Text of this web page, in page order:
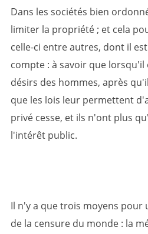
Dans les sociétés bien
limiter la propriété ; et cela
celle-ci entre autres, dont il
compte : à savoir que
désirs des hommes, après
que les lois leur permettent
privé cesse, et ils n'ont plus
l'intérêt public.
Il n'y a que trois moyens pour
de la censure du monde : la